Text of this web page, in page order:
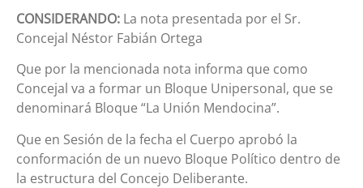
CONSIDERANDO: La nota presentada por el Sr.
Concejal Néstor Fabián Ortega
Que por la mencionada nota informa que como
Concejal va a formar un Bloque Unipersonal, que se
denominará Bloque “La Unión Mendocina”.
Que en Sesión de la fecha el Cuerpo aprobó la
conformación de un nuevo Bloque Político dentro de
la estructura del Concejo Deliberante.